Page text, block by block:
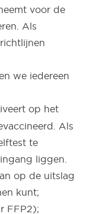
voor de
Als
we iedereen
op het
Als
te
liggen.
op de uitslag
kunt;
FFP2);